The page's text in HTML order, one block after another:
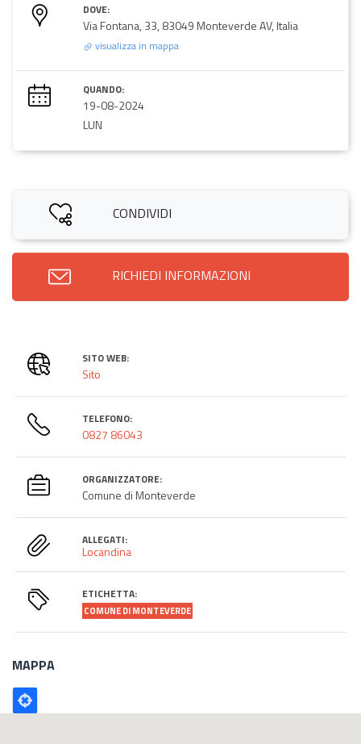
DOVE:
Via Fontana, 33, 83049 Monteverde AV, Italia
visualizza in mappa
QUANDO:
19-08-2024
LUN
CONDIVIDI
RICHIEDI INFORMAZIONI
SITO WEB:
Sito
TELEFONO:
0827 86043
ORGANIZZATORE:
Comune di Monteverde
ALLEGATI:
Locandina
ETICHETTA:
COMUNE DI MONTEVERDE
MAPPA
Poligono
GEO